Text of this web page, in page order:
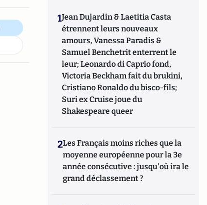
1Jean Dujardin & Laetitia Casta
étrennent leurs nouveaux
amours, Vanessa Paradis &
Samuel Benchetrit enterrent le
leur; Leonardo di Caprio fond,
Victoria Beckham fait du brukini,
Cristiano Ronaldo du bisco-fils;
Suri ex Cruise joue du
Shakespeare queer
2Les Français moins riches que la
moyenne européenne pour la 3e
année consécutive : jusqu'où ira le
grand déclassement ?